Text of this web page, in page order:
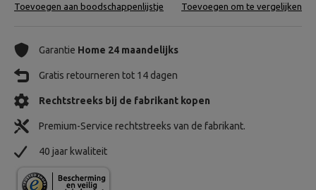
Toevoegen aan boodschappenlijstje Toevoegen om te vergelijken
Garantie Home 24 maandelijks
Gratis retourneren tot 14 dagen
Rechtstreeks bij de fabrikant kopen
Premium-Service rechtstreeks van de fabrikant.
40 jaar kwaliteit